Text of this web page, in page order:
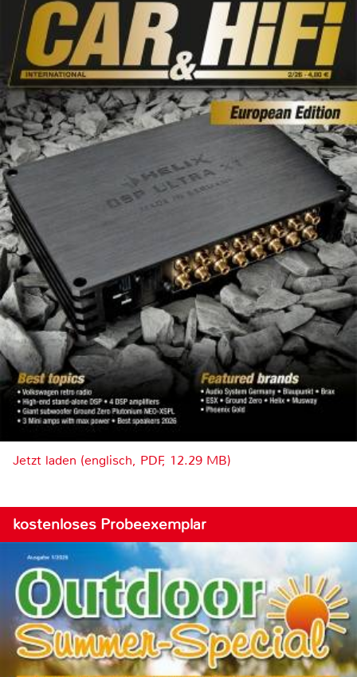
Jetzt laden (englisch, PDF, 12.29 MB)
kostenloses Probeexemplar